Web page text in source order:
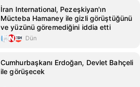
İran International, Pezeşkiyan'ın
Mücteba Hamaney ile gizli görüştüğünü
ve yüzünü göremediğini iddia etti
Dün
Cumhurbaşkanı Erdoğan, Devlet Bahçeli
ile görüşecek